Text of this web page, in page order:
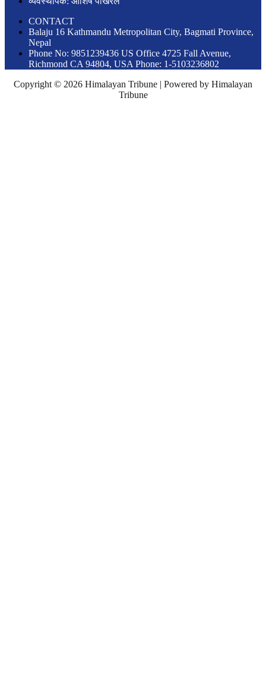
CONTACT
Balaju 16 Kathmandu Metropolitan City, Bagmati Province,
Nepal
Phone No: 9851239436 US Office 4725 Fall Avenue,
Richmond CA 94804, USA Phone: 1-5103236802
Copyright © 2026 Himalayan Tribune | Powered by Himalayan
Tribune